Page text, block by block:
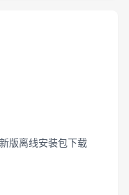
版离线安装包下载